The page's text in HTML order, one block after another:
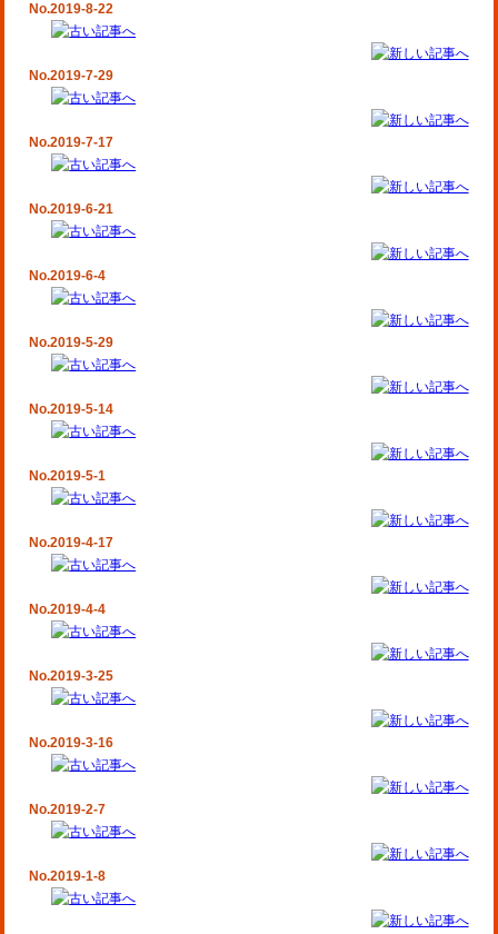
No.2019-8-22
No.2019-7-29
No.2019-7-17
No.2019-6-21
No.2019-6-4
No.2019-5-29
No.2019-5-14
No.2019-5-1
No.2019-4-17
No.2019-4-4
No.2019-3-25
No.2019-3-16
No.2019-2-7
No.2019-1-8